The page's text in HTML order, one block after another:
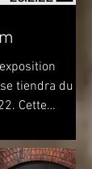
tiendra du 22
Cette